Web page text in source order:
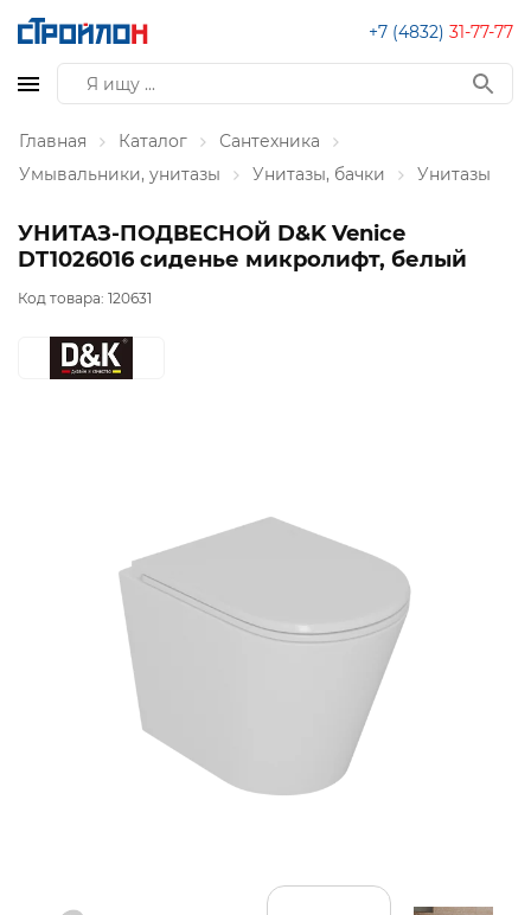
+7 (4832) 31-77-77
Главная Каталог
Сантехника
Умывальники, унитазы
Унитазы, бачки Унитазы
УНИТАЗ-ПОДВЕСНОЙ D&K Venice
DT1026016 сиденье микролифт, белый
Код товара: 120631